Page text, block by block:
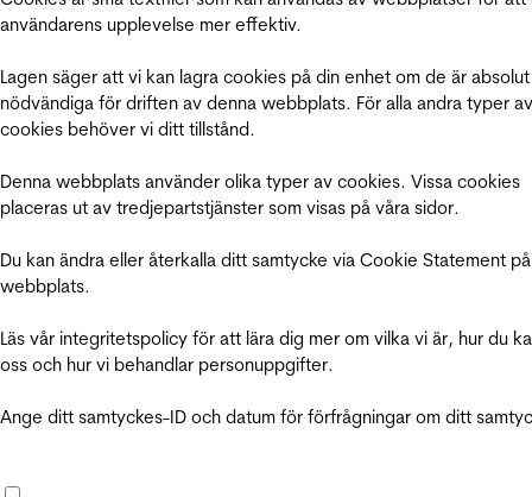
användarens upplevelse mer effektiv.
Lagen säger att vi kan lagra cookies på din enhet om de är absolut
nödvändiga för driften av denna webbplats. För alla andra typer av
cookies behöver vi ditt tillstånd.
Denna webbplats använder olika typer av cookies. Vissa cookies
placeras ut av tredjepartstjänster som visas på våra sidor.
Du kan ändra eller återkalla ditt samtycke via Cookie Statement
webbplats.
Läs vår integritetspolicy för att lära dig mer om vilka vi är, hur du
oss och hur vi behandlar personuppgifter.
Ange ditt samtyckes-ID och datum för förfrågningar om ditt